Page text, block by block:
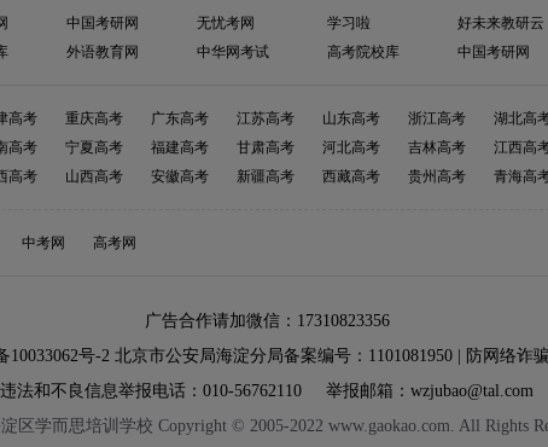
中国考研网 无忧考网 学习啦 好未来教研云
外语教育网 中华网考试 高考院校库 中国考研网
高考 重庆高考 广东高考 江苏高考 山东高考 浙江高考 湖北高
高考 宁夏高考 福建高考 甘肃高考 河北高考 吉林高考 江西高
高考 山西高考 安徽高考 新疆高考 西藏高考 贵州高考 青海高
中考网 高考网
广告合作请加微信：17310823356
10033062号-2 北京市公安局海淀分局备案编号：1101081950 |
防网络诈
违法和不良信息举报电话：010-56762110
举报邮箱：wzjubao@tal.com
区学而思培训学校 Copyright © 2005-2022 www.gaokao.com. All Rights